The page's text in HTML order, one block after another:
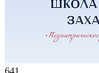
641